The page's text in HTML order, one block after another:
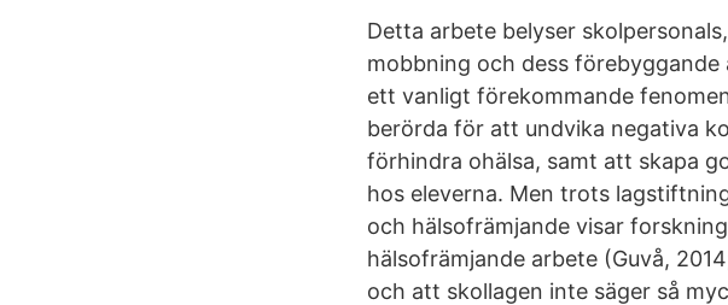
Detta arbete belyser
mobbning och dess
ett vanligt förekommande
berörda för att undvika negativa
förhindra ohälsa, samt att skapa
hos eleverna. Men trots
och hälsofrämjande visar
hälsofrämjande arbete (Guvå,
och att skollagen inte säger så